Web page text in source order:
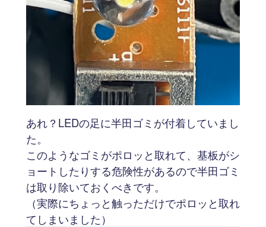
あれ？LEDの足に半田ゴミが付着していまし
た。
このようなゴミがポロッと取れて、基板がシ
ョートしたりする危険性があるので半田ゴミ
は取り除いておくべきです。
（実際にちょっと触っただけでポロッと取れ
てしまいました）